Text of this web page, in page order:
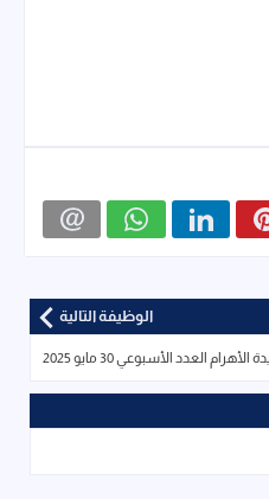
الوظيفة التالية
العدد الأسبوعي 30 مايو 2025